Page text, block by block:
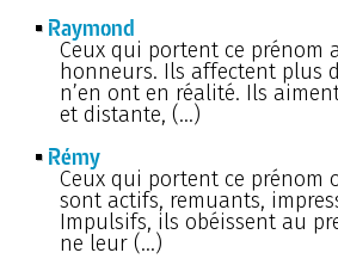
Raymond
Ceux qui portent ce prénom
honneurs. Ils affectent plus
n’en ont en réalité. Ils
et distante, (…)
Rémy
Ceux qui portent ce
sont actifs, remuants,
Impulsifs, ils obéissent au
ne leur (…)